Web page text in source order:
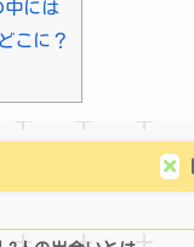
には
こに？